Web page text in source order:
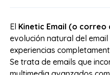
El Kinetic Email (o correo
evolución natural del
experiencias
Se trata de emails que